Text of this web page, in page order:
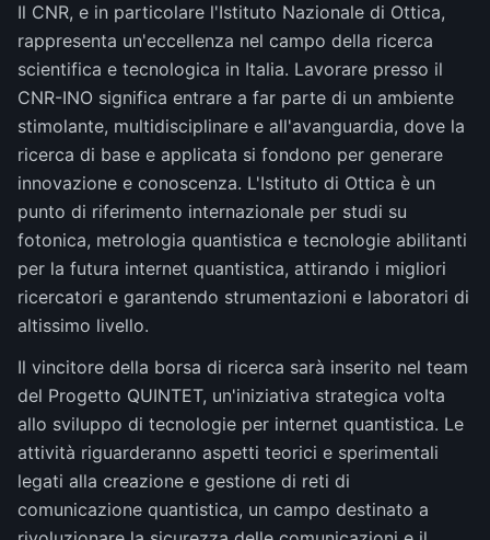
Il CNR, e in particolare l'Istituto Nazionale di Ottica,
rappresenta un'eccellenza nel campo della ricerca
scientifica e tecnologica in Italia. Lavorare presso il
CNR-INO significa entrare a far parte di un ambiente
stimolante, multidisciplinare e all'avanguardia, dove la
ricerca di base e applicata si fondono per generare
innovazione e conoscenza. L'Istituto di Ottica è un
punto di riferimento internazionale per studi su
fotonica, metrologia quantistica e tecnologie abilitanti
per la futura internet quantistica, attirando i migliori
ricercatori e garantendo strumentazioni e laboratori di
altissimo livello.
Il vincitore della borsa di ricerca sarà inserito nel team
del Progetto QUINTET, un'iniziativa strategica volta
allo sviluppo di tecnologie per internet quantistica. Le
attività riguarderanno aspetti teorici e sperimentali
legati alla creazione e gestione di reti di
comunicazione quantistica, un campo destinato a